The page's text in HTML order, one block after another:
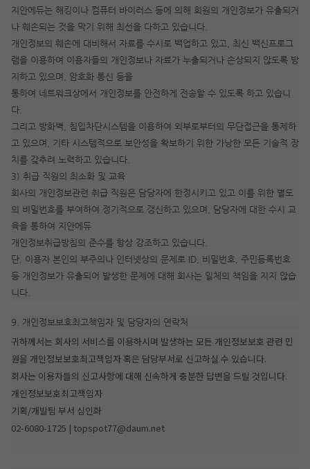
지안에듀는 해킹이나 컴퓨터 바이러스 등에 의해 회원의 개인정보가 유출되거
나 훼손되는 것을 막기 위해 최선을 다하고 있습니다.
개인정보의 훼손에 대비해서 자료를 수시로 백업하고 있고, 최신 백신프로그
램을 이용하여 이용자들의 개인정보나 자료가 누출되거나 손상되지 않도록 방
지하고 있으며, 암호화 통신 등을
통하여 네트워크상에서 개인정보를 안전하게 전송할 수 있도록 하고 있습니
다.
그리고 방화벽, 침입차단시스템을 이용하여 외부로부터의 무단접근을 통제하
고 있으며, 기타 시스템적으로 보안성을 확보하기 위한 가낭한 모든 기술적 장
치를 갖추려 노력하고 있습니다.
3) 취급 직원의 최소화 및 교육
회사의 개인정보관련 취급 직원은 담당자에 한정시키고 있고 이를 위한 별도
의 비밀번호를 부여하여 정기적으로 갱신하고 있으며, 담당자에 대한 수시 교
육을 통하여 지안에듀
개인정보취급방침의 준수를 항상 강조하고 있습니다.
단, 이용자 본인의 부주의나 인터넷상의 문제로 ID, 비밀번호, 주민등록번호
등 개인정보가 유출되어 발생한 문제에 대해 회사는 일체의 책임을 지지 않습
니다.
9. 개인정보보호최고책임자 및 담당자의 연락처
귀하께서는 회사의 서비스를 이용하시며 발생하는 모든 개인정보보호 관련 민
원을 개인정보보호최고책임자 혹은 담당부서로 신고하실 수 있습니다.
회사는 이용자들의 신고사항에 대해 신속하게 충분한 답변을 드릴 것입니다.
개인정보보호최고책임자
기획/개발팀 부서 심인화
02-6080-1725 | topspot77@daum.net